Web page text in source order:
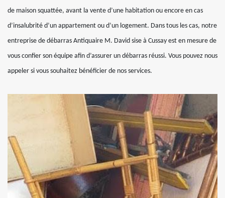
de maison squattée, avant la vente d’une habitation ou encore en cas
d’insalubrité d’un appartement ou d’un logement. Dans tous les cas, notre
entreprise de débarras Antiquaire M. David sise à Cussay est en mesure de
vous confier son équipe afin d’assurer un débarras réussi. Vous pouvez nous
appeler si vous souhaitez bénéficier de nos services.